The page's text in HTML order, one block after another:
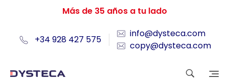
Más de 35 años a tu lado
+34 928 427 575
info@dysteca.com
copy@dysteca.com